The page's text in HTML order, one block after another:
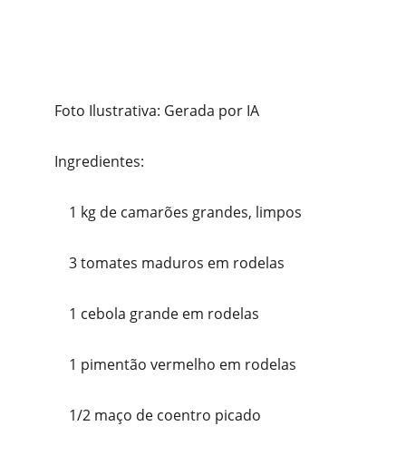
Foto Ilustrativa: Gerada por IA
Ingredientes:
    1 kg de camarões grandes, limpos
    3 tomates maduros em rodelas
    1 cebola grande em rodelas
    1 pimentão vermelho em rodelas
    1/2 maço de coentro picado